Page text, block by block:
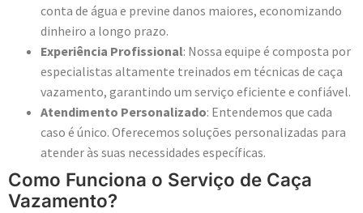
conta de água e previne danos maiores, economizando
dinheiro a longo prazo.
Experiência Profissional: Nossa equipe é composta por
especialistas altamente treinados em técnicas de caça
vazamento, garantindo um serviço eficiente e confiável.
Atendimento Personalizado: Entendemos que cada
caso é único. Oferecemos soluções personalizadas para
atender às suas necessidades específicas.
Como Funciona o Serviço de Caça
Vazamento?